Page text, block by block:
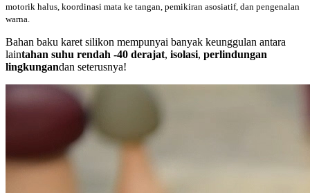
motorik halus, koordinasi mata ke tangan, pemikiran asosiatif, dan pengenalan
warna.
Bahan baku karet silikon mempunyai banyak keunggulan antara
laintahan suhu rendah -40 derajat, isolasi, perlindungan
lingkungandan seterusnya!